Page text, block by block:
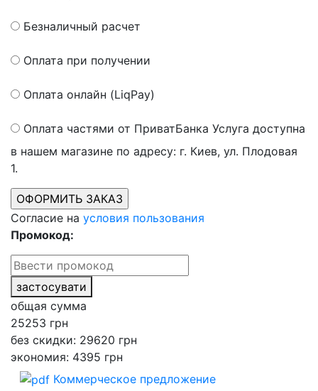
Безналичный расчет
Оплата при получении
Оплата онлайн (LiqPay)
Оплата частями от ПриватБанка Услуга доступна
в нашем магазине по адресу: г. Киев, ул. Плодовая
1.
Согласие на условия пользования
Промокод:
застосувати
общая сумма
25253 грн
без скидки: 29620 грн
экономия: 4395 грн
Коммерческое предложение